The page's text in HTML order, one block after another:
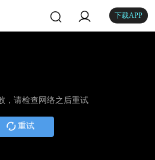
下载APP
，请检查网络之后重试
重试